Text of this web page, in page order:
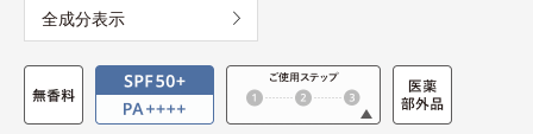
全成分表示